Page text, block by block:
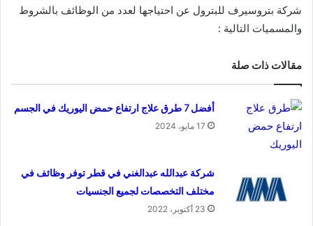
شركة بتروسيرف للبترول عن احتياجها لعدد من الوظائف بالشروط
والمسميات التالية :
مقالات ذات صلة
أفضل 7 طرق علاج ارتفاع حمض اليوريك في الجسم
17 مايو، 2024
شركة عبدالله عبدالغني في قطر توفر وظائف في
مختلف التخصصات لجميع الجنسيات
23 أكتوبر، 2022